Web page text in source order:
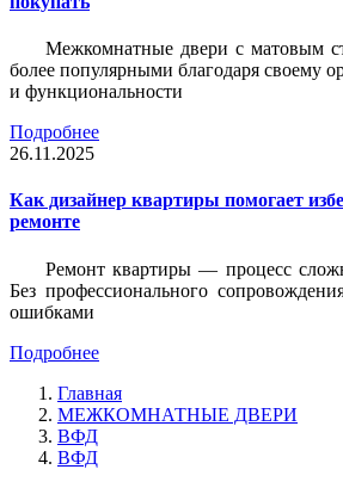
Межкомнатные двери с матовым
более популярными благодаря своему
и функциональности
Подробнее
26.11.2025
Как дизайнер квартиры помогает
ремонте
Ремонт квартиры — процесс
Без профессионального
ошибками
Подробнее
Главная
МЕЖКОМНАТНЫЕ ДВЕРИ
ВФД
ВФД